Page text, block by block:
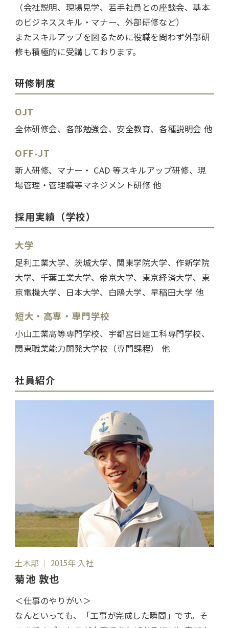
（会社説明、現場見学、若手社員との座談会、基本
のビジネススキル・マナー、外部研修など）
またスキルアップを図るために役職を問わず外部研
修も積極的に受講しております。
研修制度
OJT
全体研修会、各部勉強会、安全教育、各種説明会 他
OFF-JT
新人研修、マナー・ CAD 等スキルアップ研修、現
場管理・管理職等マネジメント研修 他
採用実績（学校）
大学
足利工業大学、茨城大学、関東学院大学、作新学院
大学、千葉工業大学、帝京大学、東京経済大学、東
京電機大学、日本大学、白鴎大学、早稲田大学 他
短大・高専・専門学校
小山工業高等専門学校、宇都宮日建工科専門学校、
関東職業能力開発大学校（専門課程） 他
社員紹介
土木部 ｜ 2015年 入社
菊池 敦也
＜仕事のやりがい＞
なんといっても、「工事が完成した瞬間」です。そ